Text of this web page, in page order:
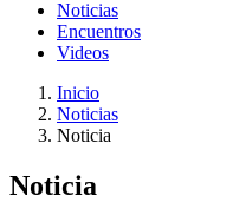
Noticias
Encuentros
Videos
Inicio
Noticias
Noticia
Noticia